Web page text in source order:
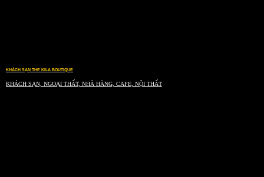
KHÁCH SẠN THE KILA BOUTIQUE
KHÁCH SẠN, NGOẠI THẤT, NHÀ HÀNG, CAFE, NỘI THẤT